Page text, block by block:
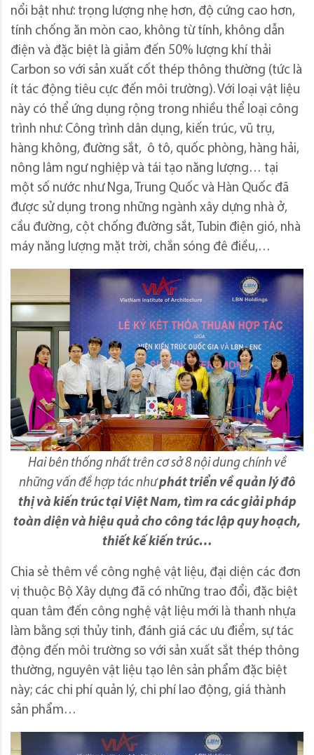
nổi bật như: trọng lượng nhẹ hơn, độ cứng cao hơn,
tính chống ăn mòn cao, không từ tính, không dẫn
điện và đặc biệt là giảm đến 50% lượng khí thải
Carbon so với sản xuất cốt thép thông thường (tức là
ít tác động tiêu cực đến môi trường). Với loại vật liệu
này có thể ứng dụng rộng trong nhiều thể loại công
trình như: Công trình dân dụng, kiến trúc, vũ trụ,
hàng không, đường sắt, ô tô, quốc phòng, hàng hải,
nông lâm ngư nghiệp và tái tạo năng lượng… tại
một số nước như Nga, Trung Quốc và Hàn Quốc đã
được sử dụng trong những ngành xây dựng nhà ở,
cầu đường, cột chống đường sắt, Tubin điện gió, nhà
máy năng lượng mặt trời, chắn sóng đê điều,…
Hai bên thống nhất trên cơ sở 8 nội dung chính về
những vấn đề hợp tác nhưphát triển về quản lý đô
thịvà kiến trúc tại Việt Nam, tìm ra các giải pháp
toàn diện và hiệu quả cho công tác lập quy hoạch,
thiết kế kiến trúc…
Chia sẻ thêm về công nghệ vật liệu, đại diện các đơn
vị thuộc Bộ Xây dựng đã có những trao đổi, đặc biệt
quan tâm đến công nghệ vật liệu mới là thanh nhựa
làm bằng sợi thủy tinh, đánh giá các ưu điểm, sự tác
động đến môi trường so với sản xuất sắt thép thông
thường, nguyên vật liệu tạo lên sản phẩm đặc biệt
này; các chi phí quản lý, chi phí lao động, giá thành
sản phẩm…